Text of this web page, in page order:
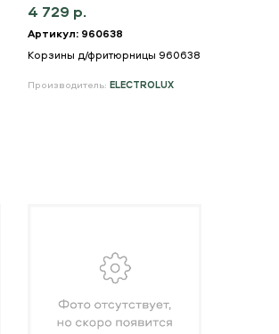
4 729 р.
Артикул: 960638
Корзины д/фритюрницы 960638
Производитель: ELECTROLUX